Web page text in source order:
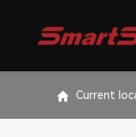
Current